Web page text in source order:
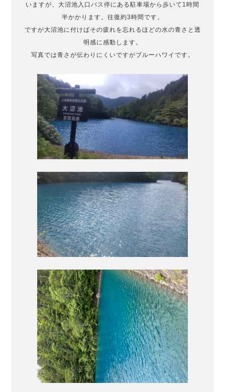
いますが、大沼池入口バス停にある駐車場から歩いて1時間
半かかります。往復約3時間です。
ですが大沼池に付けばその疲れを忘れるほどの水の青さと透
明感に感動します。
写真では青さが伝わりにくいですがブルーハワイです。